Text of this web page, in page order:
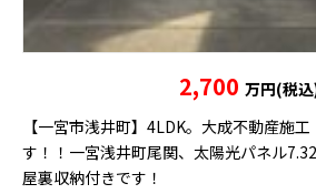
2,700 万円(税
【一宮市浅井町】4LDK。大成不動産施
す！！一宮浅井町尾関、太陽光パネル
屋裏収納付きです！